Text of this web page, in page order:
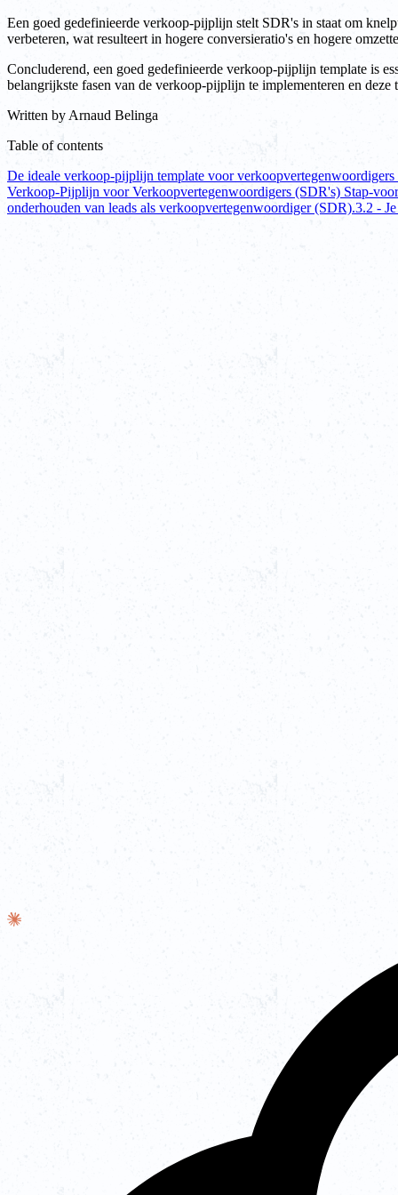
Een goed gedefinieerde verkoop-pijplijn stelt SDR's in staat om
verbeteren, wat resulteert in hogere conversieratio's en hogere
Concluderend, een goed gedefinieerde verkoop-pijplijn template is
belangrijkste fasen van de verkoop-pijplijn te implementeren en
Written by Arnaud Belinga
Table of contents
De ideale verkoop-pijplijn template voor
Verkoop-Pijplijn voor Verkoopvertegenwoordigers (SDR's) Stap-
onderhouden van leads als verkoopvertegenwoordiger (SDR).3.2 -